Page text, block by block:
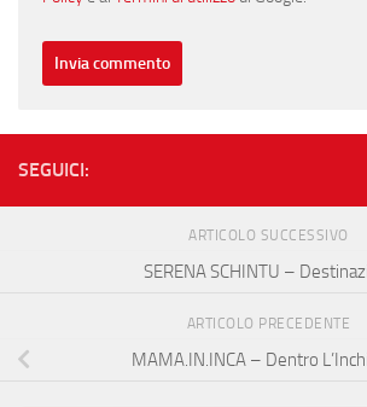
SEGUICI:
ARTICOLO SUCCESSIVO
SERENA SCHINTU –
ARTICOLO PRECEDENTE
MAMA.IN.INCA – Dentro